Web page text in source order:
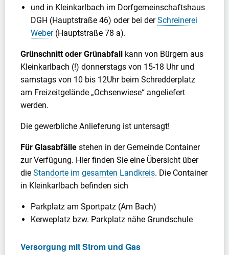
und in Kleinkarlbach im Dorfgemeinschaftshaus
DGH (Hauptstraße 46) oder bei derSchreinerei
Weber(Hauptstraße 78 a).
Grünschnitt oder Grünabfall kann von Bürgern aus
Kleinkarlbach (!) donnerstags von 15-18 Uhr und
samstags von 10 bis 12Uhr beim Schredderplatz
am Freizeitgelände „Ochsenwiese“ angeliefert
werden.
Die gewerbliche Anlieferung ist untersagt!
Für Glasabfälle stehen in der Gemeinde Container
zur Verfügung. Hier finden Sie eine Übersicht über
die Standorte im gesamten Landkreis. Die Container
in Kleinkarlbach befinden sich
Parkplatz am Sportpatz (Am Bach)
Kerweplatz bzw. Parkplatz nähe Grundschule
Versorgung mit Strom und Gas